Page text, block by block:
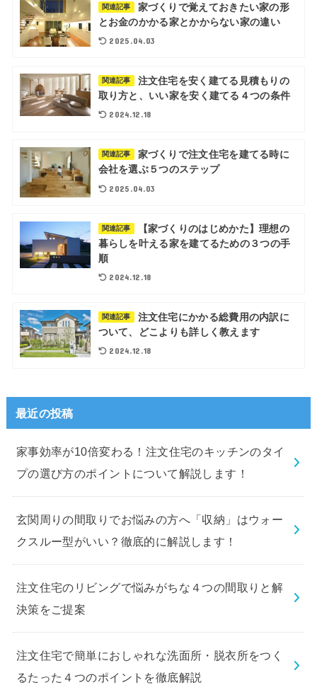
関連記事
家づくりで覚えておきたい家の形
とお金のかかる家とかからない家の違い
2025.04.03
関連記事
注文住宅を安く建てる見積もりの
取り方と、いい家を安く建てる４つの条件
2024.12.18
関連記事
家づくりで注文住宅を建てる時に
会社を選ぶ５つのステップ
2025.04.03
関連記事
【家づくりのはじめかた】理想の
暮らしを叶える家を建てるための３つの手
順
2024.12.18
関連記事
注文住宅にかかる総費用の内訳に
ついて、どこよりも詳しく教えます
2024.12.18
最近の投稿
家事効率が10倍変わる！注文住宅のキッチンのタイ
プの選び方のポイントについて解説します！
玄関周りの間取りでお悩みの方へ「収納」はウォー
クスルー型がいい？徹底的に解説します！
注文住宅のリビングで悩みがちな４つの間取りと解
決策をご提案
注文住宅で簡単におしゃれな洗面所・脱衣所をつく
るたった４つのポイントを徹底解説